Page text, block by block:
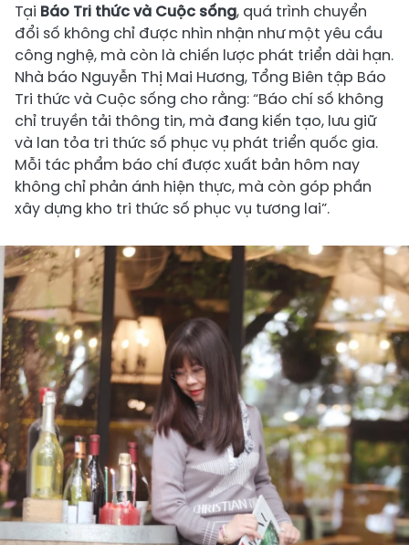
Tại Báo Tri thức và Cuộc sống, quá trình chuyển
đổi số không chỉ được nhìn nhận như một yêu cầu
công nghệ, mà còn là chiến lược phát triển dài hạn.
Nhà báo Nguyễn Thị Mai Hương, Tổng Biên tập Báo
Tri thức và Cuộc sống cho rằng: “Báo chí số không
chỉ truyền tải thông tin, mà đang kiến tạo, lưu giữ
và lan tỏa tri thức số phục vụ phát triển quốc gia.
Mỗi tác phẩm báo chí được xuất bản hôm nay
không chỉ phản ánh hiện thực, mà còn góp phần
xây dựng kho tri thức số phục vụ tương lai”.